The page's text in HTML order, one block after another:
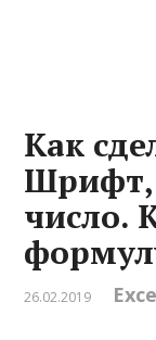
Как
Шрифт,
число.
26.02.2019